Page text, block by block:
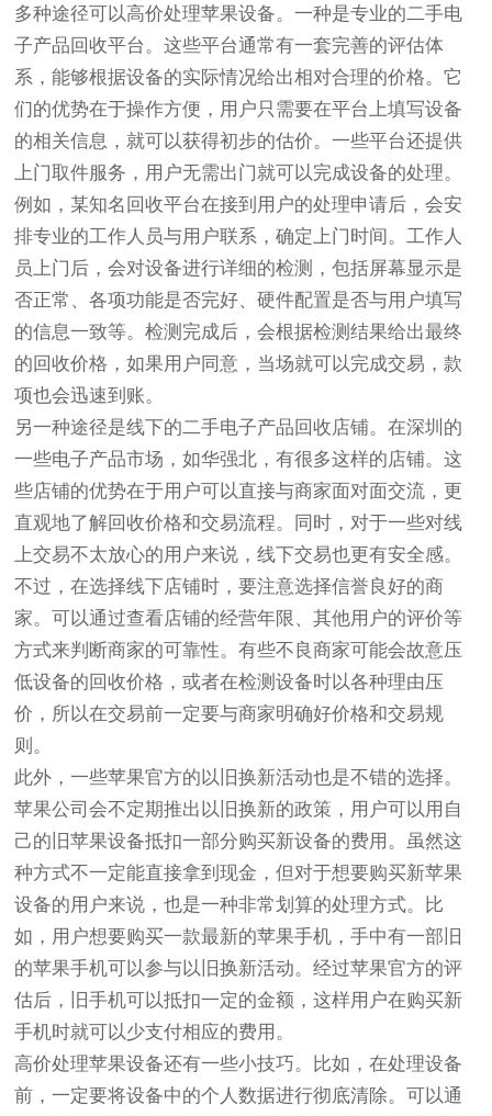
多种途径可以高价处理苹果设备。一种是专业的二手电
子产品回收平台。这些平台通常有一套完善的评估体
系，能够根据设备的实际情况给出相对合理的价格。它
们的优势在于操作方便，用户只需要在平台上填写设备
的相关信息，就可以获得初步的估价。一些平台还提供
上门取件服务，用户无需出门就可以完成设备的处理。
例如，某知名回收平台在接到用户的处理申请后，会安
排专业的工作人员与用户联系，确定上门时间。工作人
员上门后，会对设备进行详细的检测，包括屏幕显示是
否正常、各项功能是否完好、硬件配置是否与用户填写
的信息一致等。检测完成后，会根据检测结果给出最终
的回收价格，如果用户同意，当场就可以完成交易，款
项也会迅速到账。
另一种途径是线下的二手电子产品回收店铺。在深圳的
一些电子产品市场，如华强北，有很多这样的店铺。这
些店铺的优势在于用户可以直接与商家面对面交流，更
直观地了解回收价格和交易流程。同时，对于一些对线
上交易不太放心的用户来说，线下交易也更有安全感。
不过，在选择线下店铺时，要注意选择信誉良好的商
家。可以通过查看店铺的经营年限、其他用户的评价等
方式来判断商家的可靠性。有些不良商家可能会故意压
低设备的回收价格，或者在检测设备时以各种理由压
价，所以在交易前一定要与商家明确好价格和交易规
则。
此外，一些苹果官方的以旧换新活动也是不错的选择。
苹果公司会不定期推出以旧换新的政策，用户可以用自
己的旧苹果设备抵扣一部分购买新设备的费用。虽然这
种方式不一定能直接拿到现金，但对于想要购买新苹果
设备的用户来说，也是一种非常划算的处理方式。比
如，用户想要购买一款最新的苹果手机，手中有一部旧
的苹果手机可以参与以旧换新活动。经过苹果官方的评
估后，旧手机可以抵扣一定的金额，这样用户在购买新
手机时就可以少支付相应的费用。
高价处理苹果设备还有一些小技巧。比如，在处理设备
前，一定要将设备中的个人数据进行彻底清除。可以通